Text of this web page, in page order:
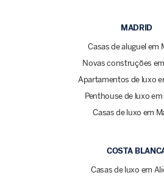
MADRID
Casas de aluguel em
Novas construções
Apartamentos de luxo
Penthouse de luxo em
Casas de luxo em
COSTA
Casas de luxo em